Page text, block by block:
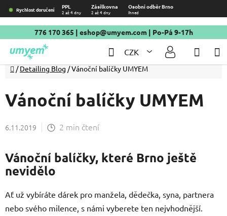
Přejít
na
obsah
Rychlost doručení PPL Zásilkovna Osobní odběr Brno
2 až 4 dny 2 až 4 dny Ihned
776 170 365 | eshop@umyem.com| Po-Pá 9-17h
CZK
Hledat
Domů
/ Detailing Blog /Vánoční balíčky UMYEM
Vánoční balíčky UMYEM
6.11.2019 2 min čtení
Vánoční balíčky, které Brno ještě
nevidělo
Ať už vybíráte dárek pro manžela, dědečka, syna, partnera
nebo svého milence, s námi vyberete ten nejvhodnější.